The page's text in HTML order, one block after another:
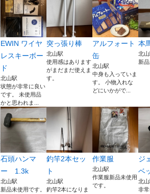
EWIN ワイヤ
レスキーボー
ド
北山駅
状態が非常に良い
です。 未使用品
かと思われま...
突っ張り棒
北山駅
使用感はあります
がまだまだ使えま
す。
アルフォート
缶
北山駅
中身も入っていま
す。 小物入れな
どにいかがで...
本
北山
新
石頭ハンマ
ー 1.3k
北山駅
新品未使用です。
釣竿2本セッ
ト
北山駅
釣竿2本になりま
作業服
北山駅
作業服新品未使用
です。
ジ
ベ
北山
非